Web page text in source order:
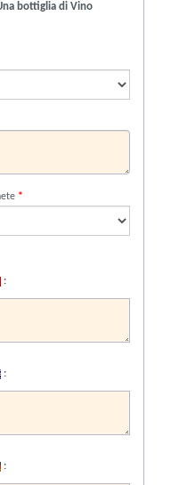
bottiglia di Vino
*
:
:
: